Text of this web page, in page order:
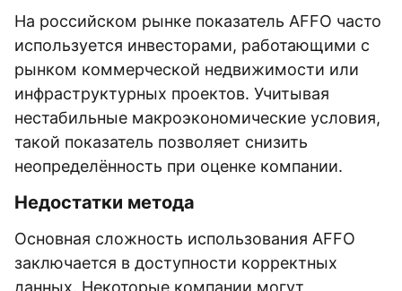
На российском рынке показатель AFFO часто
используется инвесторами, работающими с
рынком коммерческой недвижимости или
инфраструктурных проектов. Учитывая
нестабильные макроэкономические условия,
такой показатель позволяет снизить
неопределённость при оценке компании.
Недостатки метода
Основная сложность использования AFFO
заключается в доступности корректных
данных. Некоторые компании могут